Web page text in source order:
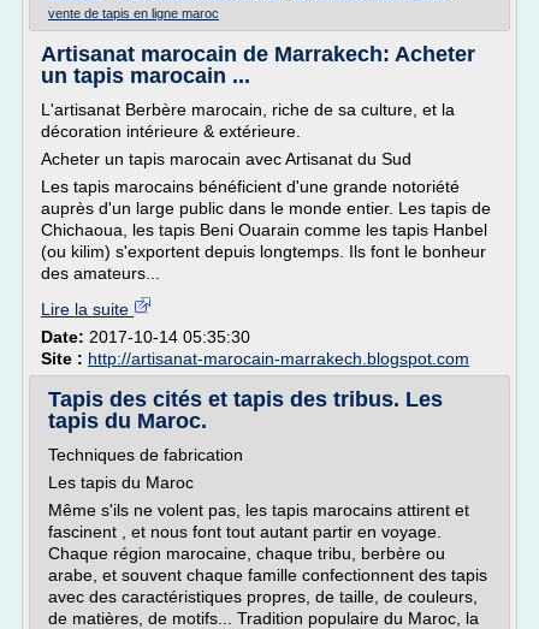
vente de tapis en ligne maroc
Artisanat marocain de Marrakech: Acheter
un tapis marocain ...
L'artisanat Berbère marocain, riche de sa culture, et la
décoration intérieure & extérieure.
Acheter un tapis marocain avec Artisanat du Sud
Les tapis marocains bénéficient d'une grande notoriété
auprès d'un large public dans le monde entier. Les tapis de
Chichaoua, les tapis Beni Ouarain comme les tapis Hanbel
(ou kilim) s'exportent depuis longtemps. Ils font le bonheur
des amateurs...
Lire la suite
Date: 2017-10-14 05:35:30
Site : http://artisanat-marocain-marrakech.blogspot.com
Tapis des cités et tapis des tribus. Les
tapis du Maroc.
Techniques de fabrication
Les tapis du Maroc
Même s'ils ne volent pas, les tapis marocains attirent et
fascinent , et nous font tout autant partir en voyage.
Chaque région marocaine, chaque tribu, berbère ou
arabe, et souvent chaque famille confectionnent des tapis
avec des caractéristiques propres, de taille, de couleurs,
de matières, de motifs... Tradition populaire du Maroc, la